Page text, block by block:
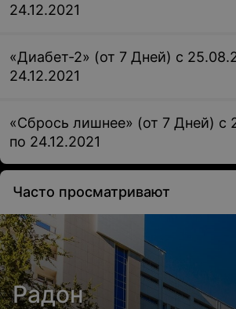
24.12.2021
«Диабет-2» (от 7 Дней) с
24.12.2021
«Сбрось лишнее» (от 7 Дней) с
по 24.12.2021
Часто просматривают
Радон